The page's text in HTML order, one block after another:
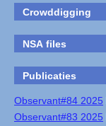
Crowddigging
NSA files
Publicaties
Observant#84 2025
Observant#83 2025